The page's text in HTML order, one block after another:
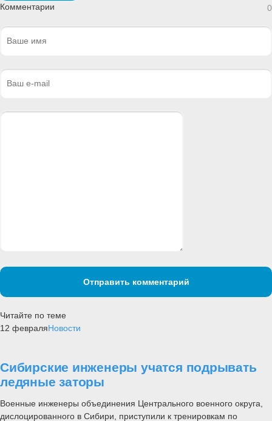
Комментарии 0
Отправить комментарий
Читайте по теме
12 февраляНовости
Сибирские инженеры учатся подрывать
ледяные заторы
Военные инженеры объединения Центрального военного округа,
дислоцированного в Сибири, приступили к тренировкам по